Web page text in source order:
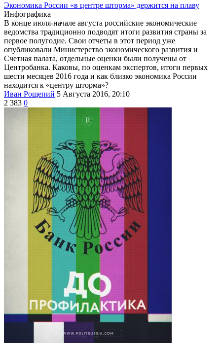
Экономика России «в центре шторма» держится на плаву
Инфографика
В конце июля-начале августа российские экономические
ведомства традиционно подводят итоги развития страны за
первое полугодие. Свои отчеты в этот период уже
опубликовали Министерство экономического развития и
Счетная палата, отдельные оценки были получены от
Центробанка. Каковы, по оценкам экспертов, итоги первых
шести месяцев 2016 года и как близко экономика России
находится к «центру шторма»?
Иван Рощепий 5 Августа 2016, 20:10
2 383 0